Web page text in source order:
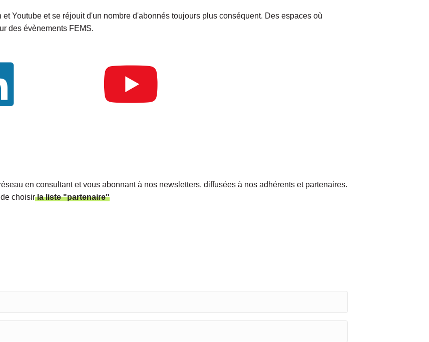
Youtube et se réjouit d'un nombre d'abonnés toujours plus conséquent. Des espaces où
des évènements FEMS.
en consultant et vous abonnant à nos newsletters, diffusées à nos adhérents et partenaires.
choisirla liste "partenaire"